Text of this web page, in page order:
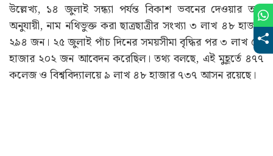
উল্লেখ্য, ১৪ জুলাই সন্ধ্যা পর্যন্ত বিকাশ ভবনের দেওয়ার তথ্য
অনুযায়ী, নাম নথিভুক্ত করা ছাত্রছাত্রীর সংখ্যা ৩ লাখ ৪৮ হাজার
২৯৪ জন। ২৫ জুলাই পাঁচ দিনের সময়সীমা বৃদ্ধির পর ৩ লাখ ৫৬
হাজার ২০২ জন আবেদন করেছিল। তথ্য বলছে, এই মুহূর্তে ৪৭৭
কলেজ ও বিশ্ববিদ্যালয়ে ৯ লাখ ৪৮ হাজার ৭৩৭ আসন রয়েছে।